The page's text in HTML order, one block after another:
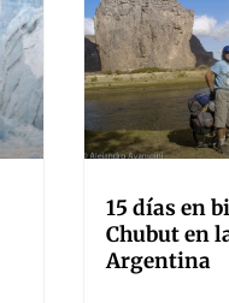
15 días en
Chubut en
Argentina